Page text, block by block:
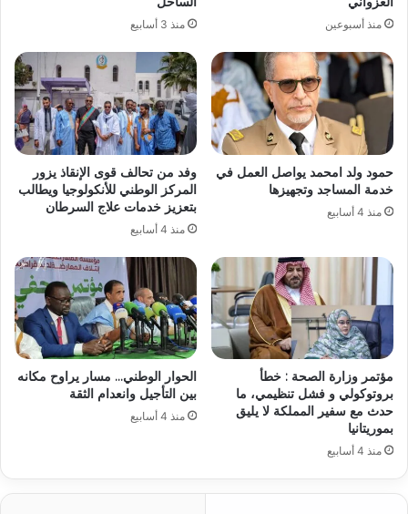
منذ أسبوعين منذ 3 أسابيع
حمود ولد امحمد يواصل العمل في
خدمة المساجد وتجهيزها
منذ 4 أسابيع
وفد من تحالف قوى الإنقاذ يزور
المركز الوطني للأنكولوجيا ويطالب
بتعزيز خدمات علاج السرطان
منذ 4 أسابيع
مؤتمر وزارة الصحة : خطأ
بروتوكولي و فشل تنظيمي، ما
حدث مع سفير المملكة لا يليق
بموريتانيا
منذ 4 أسابيع
الحوار الوطني… مسار يراوح مكانه
بين التأجيل وانعدام الثقة
منذ 4 أسابيع